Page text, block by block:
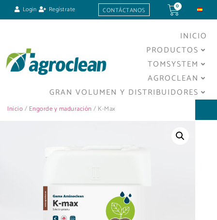
Login Regístrate 0
CONTÁCTANOS
INICIO
PRODUCTOS
TOMSYSTEM
AGROCLEAN
GRAN VOLUMEN Y DISTRIBUIDORES
Inicio/ Engorde y maduración / K-Max